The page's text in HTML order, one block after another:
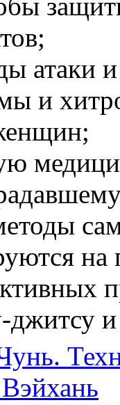
атаки
и
и